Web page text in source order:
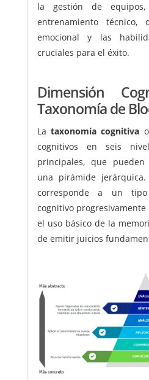
la gestión de
entrenamiento técnico,
emocional y las
cruciales para el éxito.
Dimensión
Taxonomía de
Lataxonomía cognitiva
cognitivos en seis
principales, que pueden
una pirámide
corresponde a un tipo
cognitivo
el uso básico de la
de emitir juicios